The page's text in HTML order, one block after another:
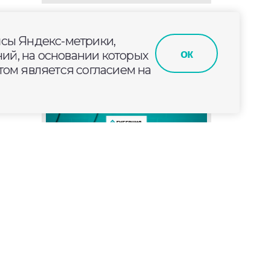
Яндекс-метрики,
на основании которых
является согласием на
ок